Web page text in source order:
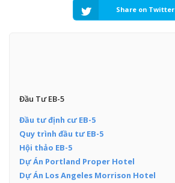
Share on Twitter
Đầu Tư EB-5
Đầu tư định cư EB-5
Quy trình đầu tư EB-5
Hội thảo EB-5
Dự Án Portland Proper Hotel
Dự Án Los Angeles Morrison Hotel